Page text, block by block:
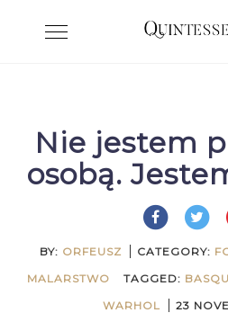
Toggle
Nie jestem
osobą.
BY: ORFEUSZ CATEGORY:
MALARSTWO
TAGGED:
WARHOL
23